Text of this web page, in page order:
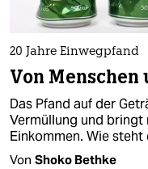
20 Jahre Einwegpfand
Von Menschen
Das Pfand auf der
Vermüllung und bringt
Einkommen. Wie
Von Shoko Bethke